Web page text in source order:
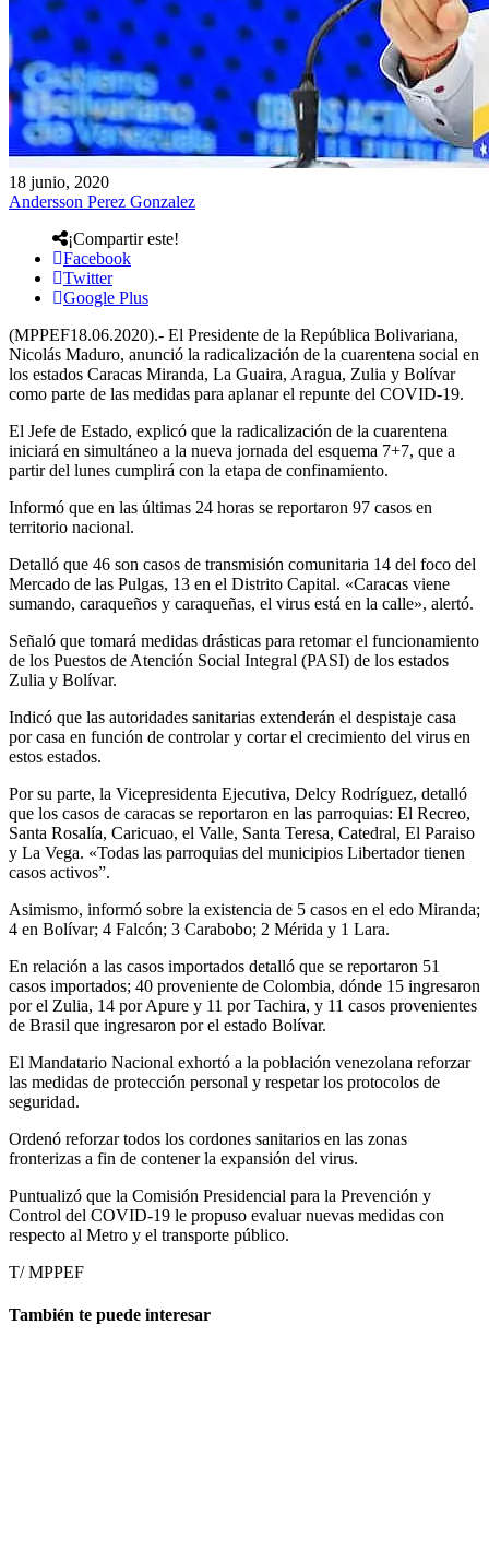
18 junio, 2020
Andersson Perez Gonzalez
¡Compartir este!
Facebook
Twitter
Google Plus
(MPPEF18.06.2020).- El Presidente de la República Bolivariana,
Nicolás Maduro, anunció la radicalización de la cuarentena social en
los estados Caracas Miranda, La Guaira, Aragua, Zulia y Bolívar
como parte de las medidas para aplanar el repunte del COVID-19.
El Jefe de Estado, explicó que la radicalización de la cuarentena
iniciará en simultáneo a la nueva jornada del esquema 7+7, que a
partir del lunes cumplirá con la etapa de confinamiento.
Informó que en las últimas 24 horas se reportaron 97 casos en
territorio nacional.
Detalló que 46 son casos de transmisión comunitaria 14 del foco del
Mercado de las Pulgas, 13 en el Distrito Capital. «Caracas viene
sumando, caraqueños y caraqueñas, el virus está en la calle», alertó.
Señaló que tomará medidas drásticas para retomar el funcionamiento
de los Puestos de Atención Social Integral (PASI) de los estados
Zulia y Bolívar.
Indicó que las autoridades sanitarias extenderán el despistaje casa
por casa en función de controlar y cortar el crecimiento del virus en
estos estados.
Por su parte, la Vicepresidenta Ejecutiva, Delcy Rodríguez, detalló
que los casos de caracas se reportaron en las parroquias: El Recreo,
Santa Rosalía, Caricuao, el Valle, Santa Teresa, Catedral, El Paraiso
y La Vega. «Todas las parroquias del municipios Libertador tienen
casos activos”.
Asimismo, informó sobre la existencia de 5 casos en el edo Miranda;
4 en Bolívar; 4 Falcón; 3 Carabobo; 2 Mérida y 1 Lara.
En relación a las casos importados detalló que se reportaron 51
casos importados; 40 proveniente de Colombia, dónde 15 ingresaron
por el Zulia, 14 por Apure y 11 por Tachira, y 11 casos provenientes
de Brasil que ingresaron por el estado Bolívar.
El Mandatario Nacional exhortó a la población venezolana reforzar
las medidas de protección personal y respetar los protocolos de
seguridad.
Ordenó reforzar todos los cordones sanitarios en las zonas
fronterizas a fin de contener la expansión del virus.
Puntualizó que la Comisión Presidencial para la Prevención y
Control del COVID-19 le propuso evaluar nuevas medidas con
respecto al Metro y el transporte público.
T/ MPPEF
También te puede interesar